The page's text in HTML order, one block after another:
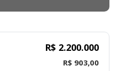
R$ 2.200.000
R$ 903,00